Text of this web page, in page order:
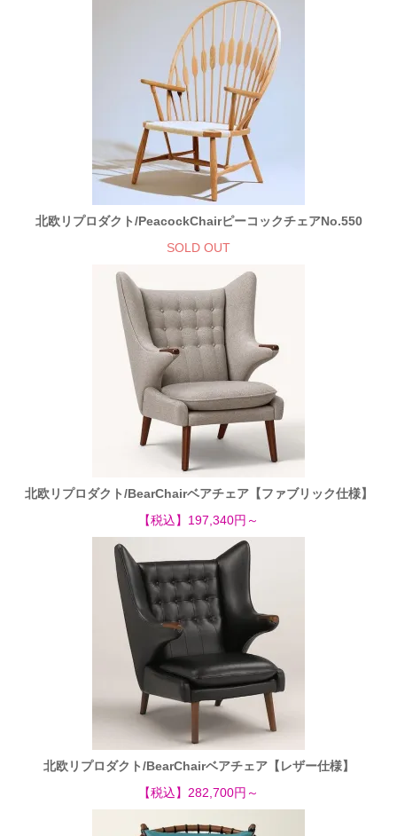
北欧リプロダクト/PeacockChairピーコックチェアNo.550
SOLD OUT
北欧リプロダクト/BearChairベアチェア【ファブリック仕様】
【税込】197,340円～
北欧リプロダクト/BearChairベアチェア【レザー仕様】
【税込】282,700円～